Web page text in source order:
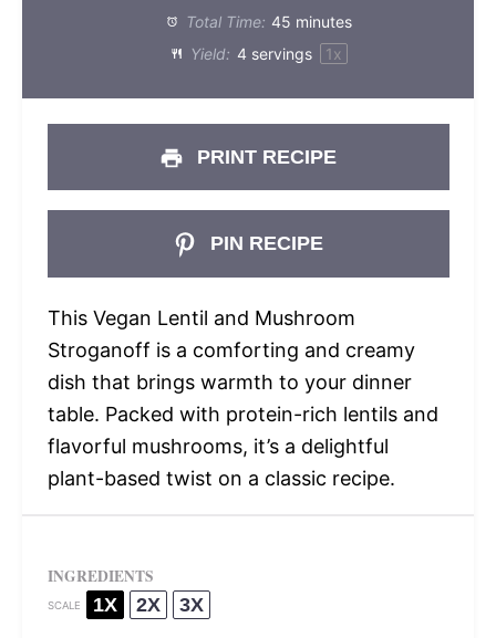
Total Time: 45 minutes
Yield: 4servings 1x
PRINT RECIPE
PIN RECIPE
This Vegan Lentil and Mushroom
Stroganoff is a comforting and creamy
dish that brings warmth to your dinner
table. Packed with protein-rich lentils and
flavorful mushrooms, it’s a delightful
plant-based twist on a classic recipe.
INGREDIENTS
SCALE 1X 2X 3X